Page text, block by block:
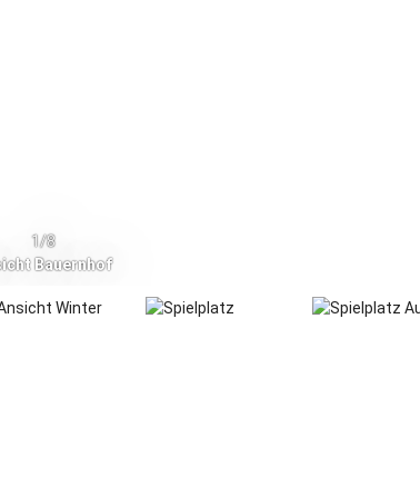
1/8
Bauernhof